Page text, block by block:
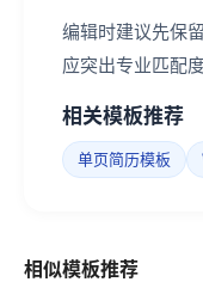
编辑时建议先保
应突出专业匹配
相关模板推荐
单页简历模板
相似模板推荐